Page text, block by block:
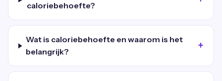
caloriebehoefte?
Wat is caloriebehoefte en waarom is het
belangrijk?